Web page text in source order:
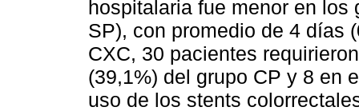
hospitalaria fue menor en
SP), con promedio de 4 días
CXC, 30 pacientes
(39,1%) del grupo CP y 8 en
uso de los stents